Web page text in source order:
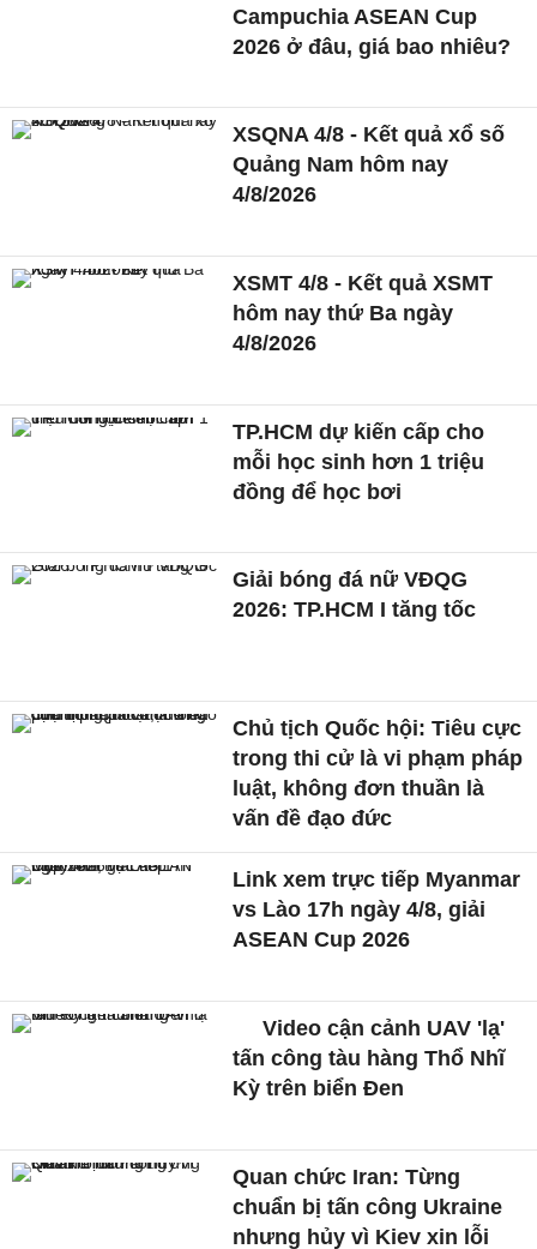
Campuchia ASEAN Cup
2026 ở đâu, giá bao nhiêu?
XSQNA 4/8 - Kết quả xổ số
Quảng Nam hôm nay
4/8/2026
XSMT 4/8 - Kết quả XSMT
hôm nay thứ Ba ngày
4/8/2026
TP.HCM dự kiến cấp cho
mỗi học sinh hơn 1 triệu
đồng để học bơi
Giải bóng đá nữ VĐQG
2026: TP.HCM I tăng tốc
Chủ tịch Quốc hội: Tiêu cực
trong thi cử là vi phạm pháp
luật, không đơn thuần là
vấn đề đạo đức
Link xem trực tiếp Myanmar
vs Lào 17h ngày 4/8, giải
ASEAN Cup 2026
Video cận cảnh UAV 'lạ'
tấn công tàu hàng Thổ Nhĩ
Kỳ trên biển Đen
Quan chức Iran: Từng
chuẩn bị tấn công Ukraine
nhưng hủy vì Kiev xin lỗi